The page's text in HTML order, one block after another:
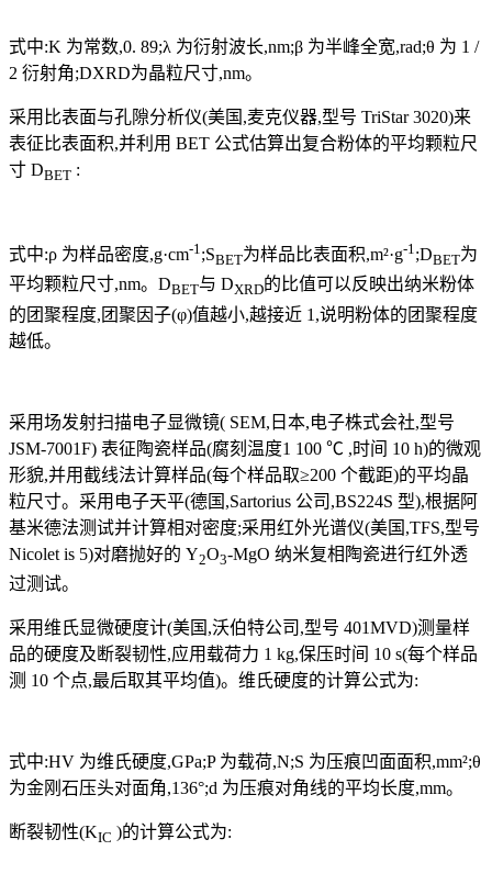
式中:K 为常数,0. 89;λ 为衍射波长,nm;β 为半峰全宽,rad;θ 为 1 /
2 衍射角;DXRD为晶粒尺寸,nm。
采用比表面与孔隙分析仪(美国,麦克仪器,型号 TriStar 3020)来
表征比表面积,并利用 BET 公式估算出复合粉体的平均颗粒尺
寸 DBET :
式中:ρ 为样品密度,g·cm-1 ;SBET为样品比表面积,m²·g-1 ;DBET为
平均颗粒尺寸,nm。DBET与 DXRD的比值可以反映出纳米粉体
的团聚程度,团聚因子(φ)值越小,越接近 1,说明粉体的团聚程度
越低。
采用场发射扫描电子显微镜( SEM,日本,电子株式会社,型号
JSM-7001F) 表征陶瓷样品(腐刻温度1 100 ℃ ,时间 10 h)的微观
形貌,并用截线法计算样品(每个样品取≥200 个截距)的平均晶
粒尺寸。采用电子天平(德国,Sartorius 公司,BS224S 型),根据阿
基米德法测试并计算相对密度;采用红外光谱仪(美国,TFS,型号
Nicolet is 5)对磨抛好的 Y2O3-MgO 纳米复相陶瓷进行红外透
过测试。
采用维氏显微硬度计(美国,沃伯特公司,型号 401MVD)测量样
品的硬度及断裂韧性,应用载荷力 1 kg,保压时间 10 s(每个样品
测 10 个点,最后取其平均值)。维氏硬度的计算公式为:
式中:HV 为维氏硬度,GPa;P 为载荷,N;S 为压痕凹面面积,mm²;θ
为金刚石压头对面角,136°;d 为压痕对角线的平均长度,mm。
断裂韧性(KIC )的计算公式为: